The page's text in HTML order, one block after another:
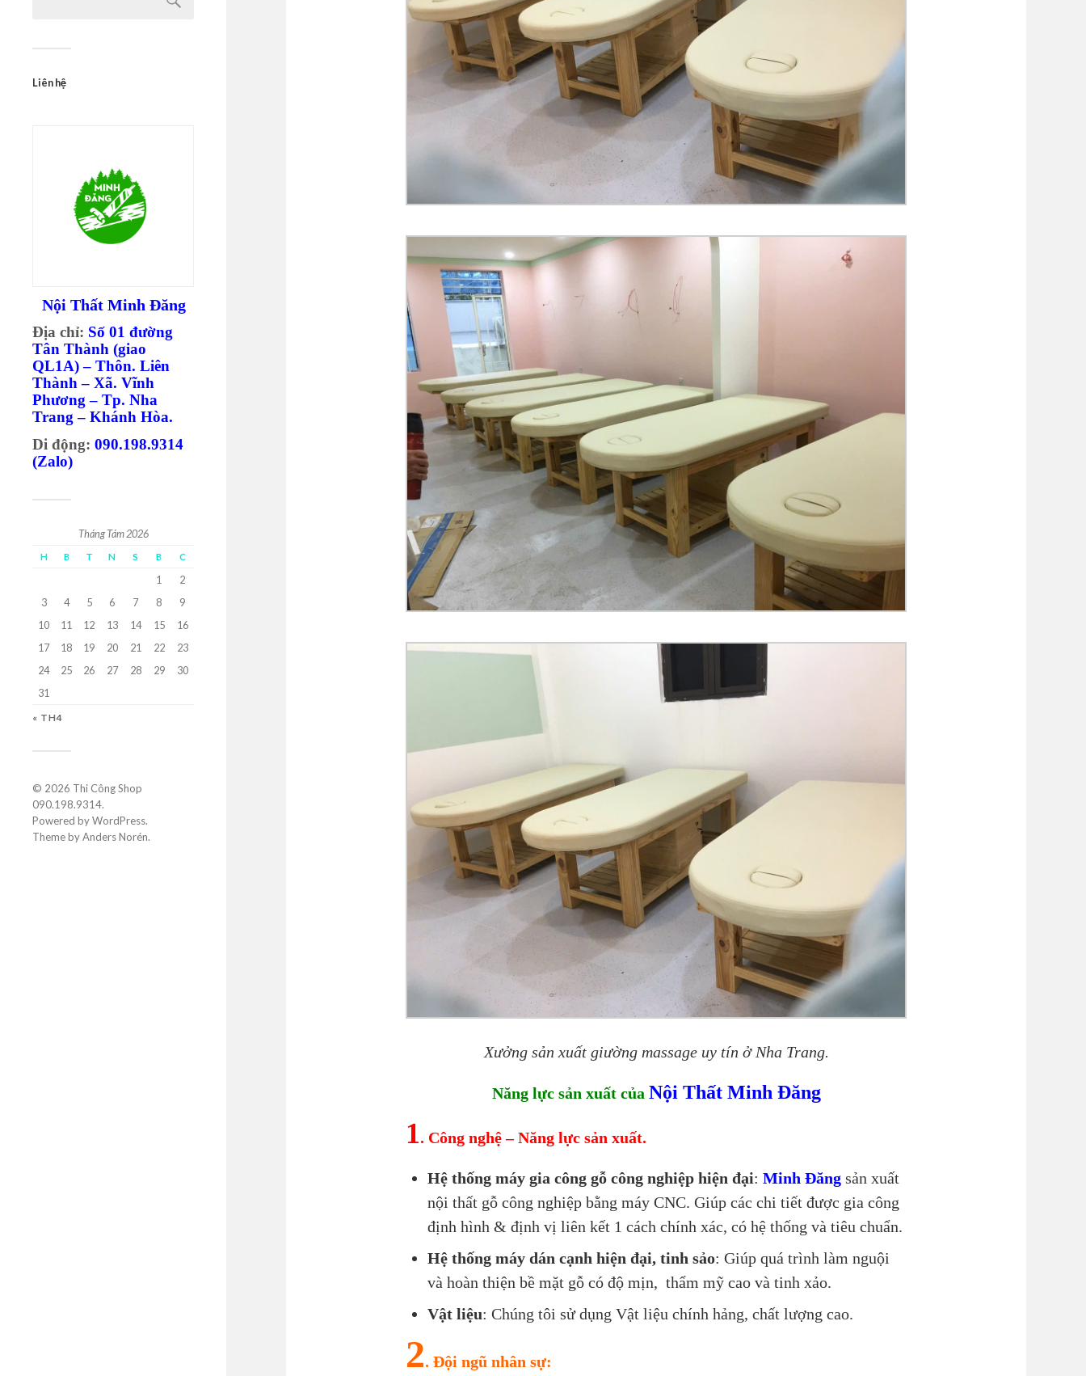
Liên hệ
Nội Thất Minh Đăng
Địa chỉ: Số 01 đường
Tân Thành (giao
QL1A) – Thôn. Liên
Thành – Xã. Vĩnh
Phương – Tp. Nha
Trang – Khánh Hòa.
Di động: 090.198.9314
(Zalo)
Tháng Tám 2026
H B T N S B C
« TH4
1
2
3
4 5 6 7 8
9
10
11 12 13 14 15
16
17
18 19 20 21 22
23
24
25 26 27 28 29
30
31
© 2026 Thi Công Shop
090.198.9314.
Powered byWordPress.
Theme byAnders Norén.
Xưởng sản xuất giường massage uy tín ở Nha Trang.
Năng lực sản xuất của Nội Thất Minh Đăng
1. Công nghệ – Năng lực sản xuất.
Hệ thống máy gia công gỗ công nghiệp hiện đại: Minh Đăng sản xuất
nội thất gỗ công nghiệp bằng máy CNC. Giúp các chi tiết được gia công
định hình & định vị liên kết 1 cách chính xác, có hệ thống và tiêu chuẩn.
Hệ thống máy dán cạnh hiện đại, tinh sảo: Giúp quá trình làm nguội
và hoàn thiện bề mặt gỗ có độ mịn, thẩm mỹ cao và tinh xảo.
Vật liệu: Chúng tôi sử dụng Vật liệu chính hảng, chất lượng cao.
2. Đội ngũ nhân sự: